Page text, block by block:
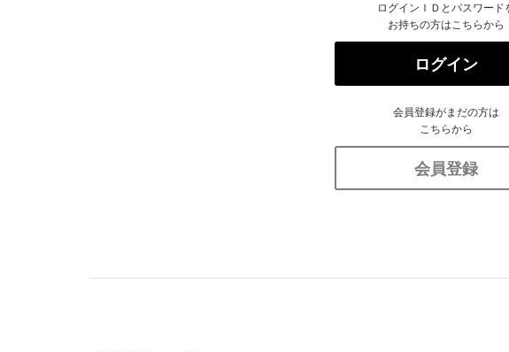
ログインＩＤとパスワード
お持ちの方はこちらから
ログイン
会員登録がまだの方は
こちらから
会員登録